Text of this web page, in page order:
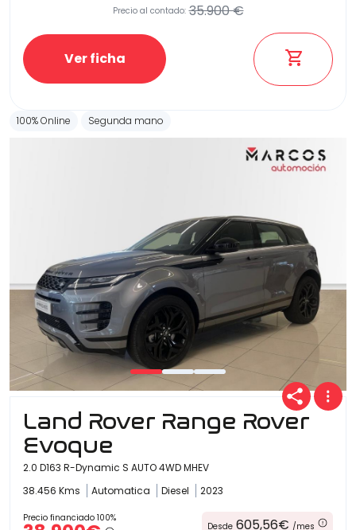
Precio al contado: 35.900 €
Ver ficha
100% Online Segunda mano
Land Rover Range Rover
Evoque
2.0 D163 R-Dynamic S AUTO 4WD MHEV
38.456 Kms
Automatica Diesel 2023
Precio financiado 100%
Desde 605,56€ /mes